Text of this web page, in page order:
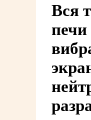
Вся
печи